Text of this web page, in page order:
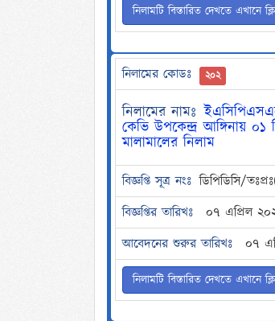
নিলামটি বিস্তারিত দেখতে এখানে
নিলামের কোডঃ ২০২
নিলামের নামঃ
কেভি উপকেন্দ্র আঙ্গিনায়
মালামালের নিলাম
বিজ্ঞপ্তি সূত্র নংঃ ডিপিডিসি/
বিজ্ঞপ্তির তারিখঃ
০৭ এপ্রিল
আবেদনের শুরুর তারিখঃ
০৭
নিলামটি বিস্তারিত দেখতে এখানে